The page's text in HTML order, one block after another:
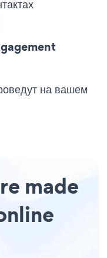
на вашем
made